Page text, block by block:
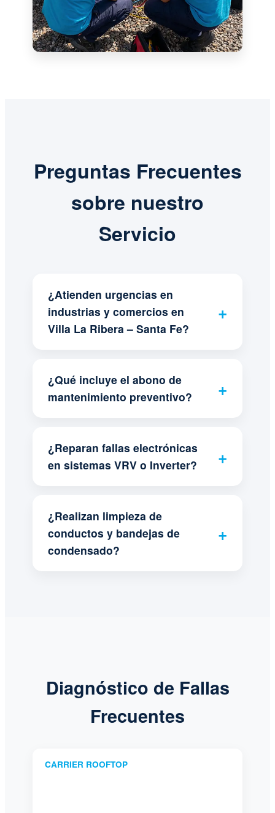
Preguntas Frecuentes
sobre nuestro
Servicio
¿Atienden urgencias en
industrias y comercios en
Villa La Ribera – Santa Fe?
¿Qué incluye el abono de
mantenimiento preventivo?
¿Reparan fallas electrónicas
en sistemas VRV o Inverter?
¿Realizan limpieza de
conductos y bandejas de
condensado?
Diagnóstico de Fallas
Frecuentes
CARRIER ROOFTOP